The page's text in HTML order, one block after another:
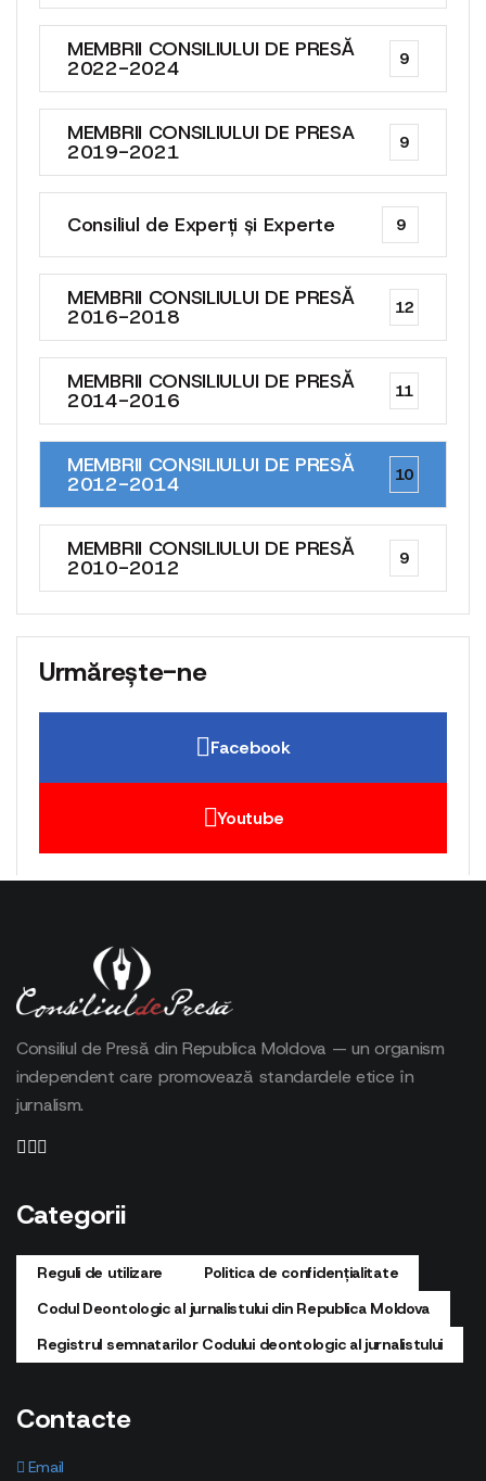
MEMBRII CONSILIULUI DE PRESĂ
2022-2024 9
MEMBRII CONSILIULUI DE PRESA
2019-2021 9
Consiliul de Experți și Experte 9
MEMBRII CONSILIULUI DE PRESĂ
2016-2018 12
MEMBRII CONSILIULUI DE PRESĂ
2014-2016 11
MEMBRII CONSILIULUI DE PRESĂ
2012-2014 10
MEMBRII CONSILIULUI DE PRESĂ
2010-2012 9
Urmărește-ne
Facebook
Youtube
Consiliul de Presă din Republica Moldova — un organism
independent care promovează standardele etice în
jurnalism.
Categorii
Reguli de utilizare
Politica de confidențialitate
Codul Deontologic al jurnalistului din Republica Moldova
Registrul semnatarilor Codului deontologic al jurnalistului
Contacte
Email